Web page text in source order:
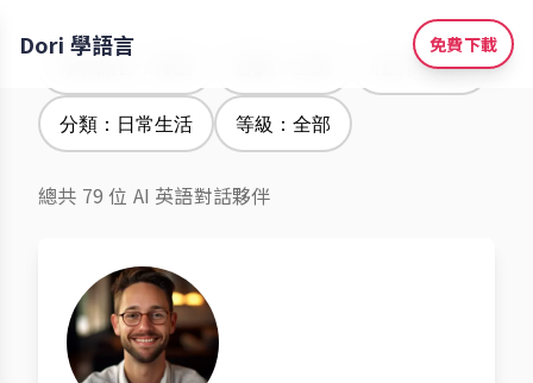
Dori 學語言 免費下載
性別：男性
分類：日常生活 等級：全部
總共 79 位 AI 英語對話夥伴